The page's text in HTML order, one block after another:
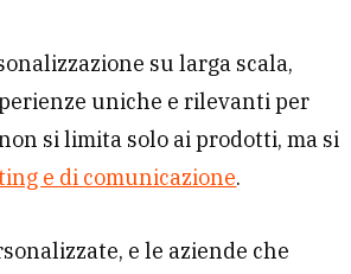
su larga scala,
uniche e rilevanti per
si limita solo ai prodotti, ma si
e di comunicazione.
e le aziende che